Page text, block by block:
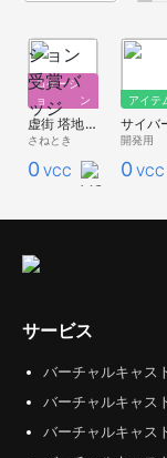
ロケーシ
ョン
虚街 塔地区壱層
さねとき
0 VCC
アイテ
開発用
0 VCC
サービス
バーチャルキャス
バーチャルキャス
バーチャルキャス